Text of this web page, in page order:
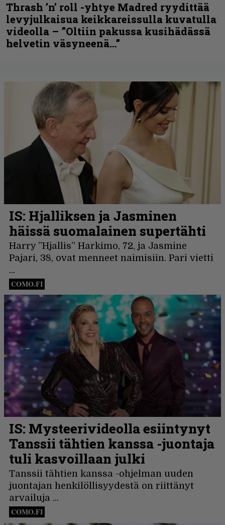
Thrash ’n’ roll -yhtye Madred ryydittää
levyjulkaisua keikkareissulla kuvatulla
videolla – ”Oltiin pakussa kusihädässä
helvetin väsyneenä…”